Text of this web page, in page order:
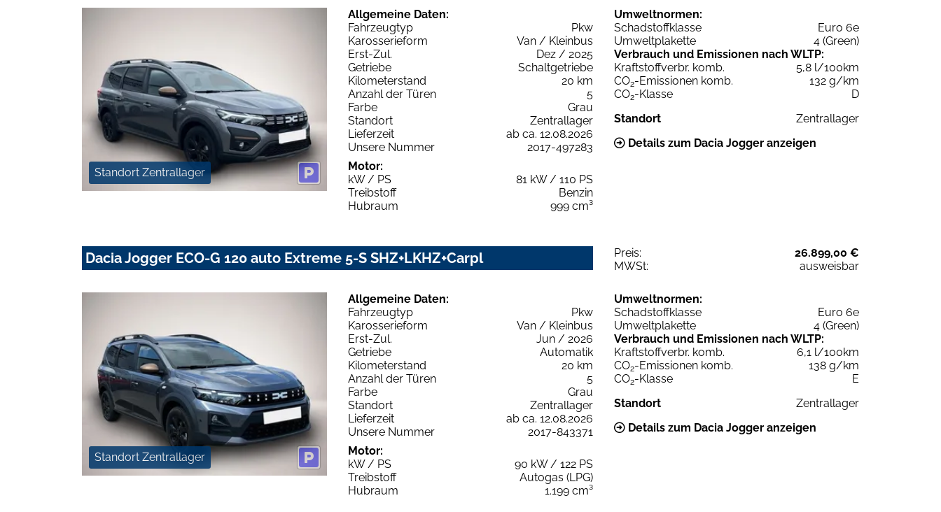
Standort Zentrallager
Allgemeine Daten:
Fahrzeugtyp
Pkw
Karosserieform
Van / Kleinbus
Erst-Zul.
Dez / 2025
Getriebe
Schaltgetriebe
Kilometerstand
20 km
Anzahl der Türen
5
Farbe
Grau
Standort
Zentrallager
Lieferzeit
ab ca. 12.08.2026
Unsere Nummer
2017-497283
Motor:
kW / PS
81 kW / 110 PS
Treibstoff
Benzin
Hubraum
999 cm³
Umweltnormen:
Schadstoffklasse
Euro 6e
Umweltplakette
4 (Green)
Verbrauch und Emissionen nach WLTP:
Kraftstoffverbr. komb.
5,8 l/100km
CO2-Emissionen komb.
132 g/km
CO2-Klasse
D
Standort
Zentrallager
Details zum Dacia Jogger anzeigen
Dacia Jogger ECO-G 120 auto Extreme 5-S SHZ+LKHZ+Carpl Preis:
26.899,00 €
MWSt:
ausweisbar
Standort Zentrallager
Allgemeine Daten:
Fahrzeugtyp
Pkw
Karosserieform
Van / Kleinbus
Erst-Zul.
Jun / 2026
Getriebe
Automatik
Kilometerstand
20 km
Anzahl der Türen
5
Farbe
Grau
Standort
Zentrallager
Lieferzeit
ab ca. 12.08.2026
Unsere Nummer
2017-843371
Motor:
kW / PS
90 kW / 122 PS
Treibstoff
Autogas (LPG)
Hubraum
1.199 cm³
Umweltnormen:
Schadstoffklasse
Euro 6e
Umweltplakette
4 (Green)
Verbrauch und Emissionen nach WLTP:
Kraftstoffverbr. komb.
6,1 l/100km
CO2-Emissionen komb.
138 g/km
CO2-Klasse
E
Standort
Zentrallager
Details zum Dacia Jogger anzeigen